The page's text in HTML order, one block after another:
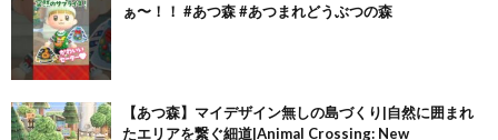
ぁ〜！！ #あつ森 #あつまれどうぶつの森
【あつ森】マイデザイン無しの島づくり|自然に囲まれ
たエリアを繋ぐ細道|Animal Crossing: New